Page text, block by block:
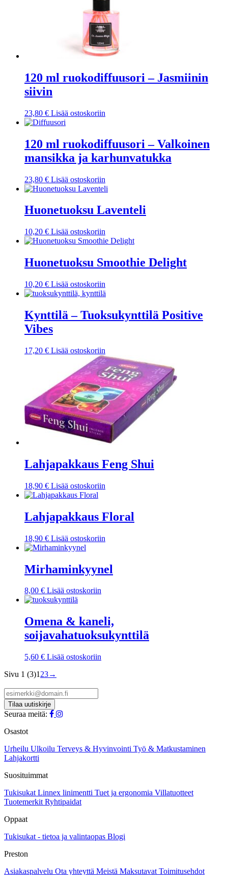
120 ml ruokodiffuusori – Jasmiinin
siivin
23,80 € Lisää ostoskoriin
120 ml ruokodiffuusori – Valkoinen
mansikka ja karhunvatukka
23,80 € Lisää ostoskoriin
Huonetuoksu Laventeli
10,20 € Lisää ostoskoriin
Huonetuoksu Smoothie Delight
10,20 € Lisää ostoskoriin
Kynttilä – Tuoksukynttilä Positive
Vibes
17,20 € Lisää ostoskoriin
Lahjapakkaus Feng Shui
18,90 € Lisää ostoskoriin
Lahjapakkaus Floral
18,90 € Lisää ostoskoriin
Mirhaminkyynel
8,00 € Lisää ostoskoriin
Omena & kaneli,
soijavahatuoksukynttilä
5,60 € Lisää ostoskoriin
Sivu 1 (3)1 23→
Seuraa meitä:
Osastot
Urheilu Ulkoilu Terveys & Hyvinvointi Työ & Matkustaminen
Lahjakortti
Suosituimmat
Tukisukat Linnex linimentti Tuet ja ergonomia Villatuotteet
Tuotemerkit Ryhtipaidat
Oppaat
Tukisukat - tietoa ja valintaopas Blogi
Preston
Asiakaspalvelu Ota yhteyttä Meistä Maksutavat Toimitusehdot